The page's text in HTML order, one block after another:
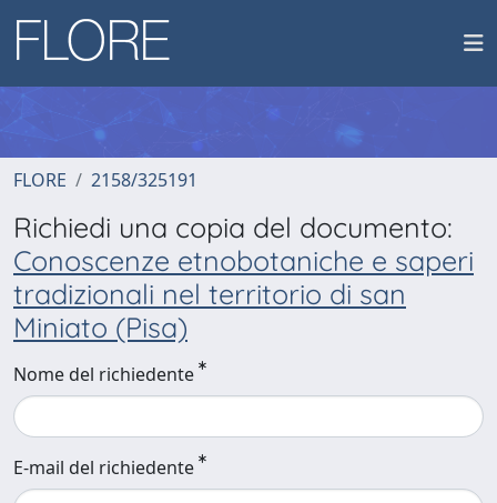
FLORE 2158/325191
Richiedi una copia del documento:
Conoscenze etnobotaniche e saperi
tradizionali nel territorio di san
Miniato (Pisa)
Nome del richiedente
E-mail del richiedente